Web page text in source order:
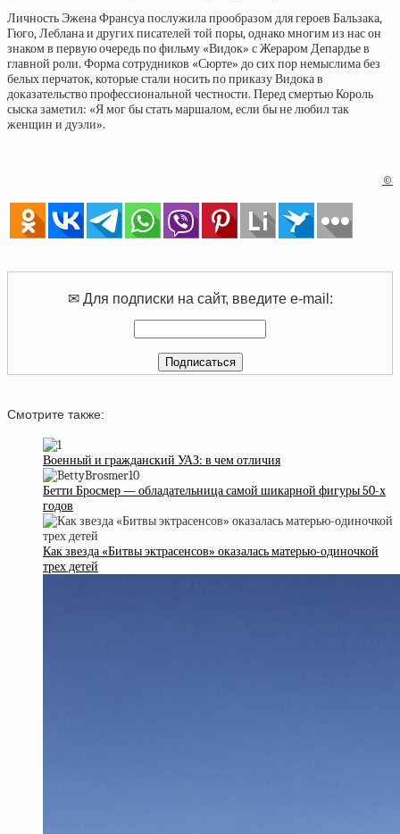
Личность Эжена Франсуа послужила прообразом для героев Бальзака,
Гюго, Леблана и других писателей той поры, однако многим из нас он
знаком в первую очередь по фильму «Видок» с Жераром Депардье в
главной роли. Форма сотрудников «Сюрте» до сих пор немыслима без
белых перчаток, которые стали носить по приказу Видока в
доказательство профессиональной честности. Перед смертью Король
сыска заметил: «Я мог бы стать маршалом, если бы не любил так
женщин и дуэли».
©
✉ Для подписки на сайт, введите e-mail:
Смотрите также:
Военный и гражданский УАЗ: в чем отличия
Бетти Бросмер — обладательница самой шикарной фигуры 50-х
годов
Как звезда «Битвы эктрасенсов» оказалась матерью-одиночкой
трех детей